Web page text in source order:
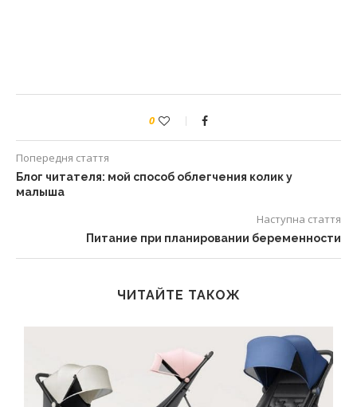
0
Попередня стаття
Блог читателя: мой способ облегчения колик у
малыша
Наступна стаття
Питание при планировании беременности
ЧИТАЙТЕ ТАКОЖ